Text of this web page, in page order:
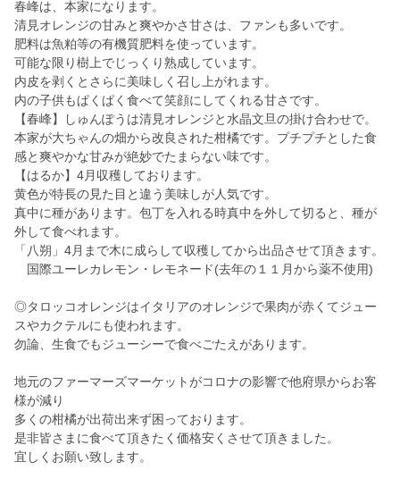
春峰は、本家になります。
清見オレンジの甘みと爽やかさ甘さは、ファンも多いです。
肥料は魚粕等の有機質肥料を使っています。
可能な限り樹上でじっくり熟成しています。
内皮を剥くとさらに美味しく召し上がれます。
内の子供もぱくぱく食べて笑顔にしてくれる甘さです。
【春峰】しゅんぽうは清見オレンジと水晶文旦の掛け合わせで。
本家が大ちゃんの畑から改良された柑橘です。プチプチとした食
感と爽やかな甘みが絶妙でたまらない味です。
【はるか】4月収穫しております。
黄色が特長の見た目と違う美味しが人気です。
真中に種があります。包丁を入れる時真中を外して切ると、種が
外して食べれます。
「八朔」4月まで木に成らして収穫してから出品させて頂きます。
国際ユーレカレモン・レモネード(去年の１１月から薬不使用)
◎タロッコオレンジはイタリアのオレンジで果肉が赤くてジュー
スやカクテルにも使われます。
勿論、生食でもジューシーで食べごたえがあります。
地元のファーマーズマーケットがコロナの影響で他府県からお客
様が減り
多くの柑橘が出荷出来ず困っております。
是非皆さまに食べて頂きたく価格安くさせて頂きました。
宜しくお願い致します。